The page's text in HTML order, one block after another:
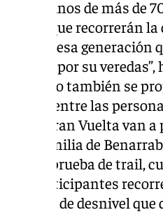
y vecinos de más de
Genal que recorrerán
a esa
correr por su
equipo también se
entre las
de la Gran Vuelta van
familia de
con la prueba de trail,
450 participantes
metros de desnivel